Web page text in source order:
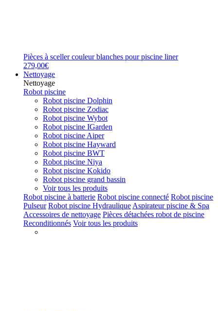
Pièces à sceller couleur blanches pour piscine liner
279,00€
Nettoyage
Nettoyage
Robot piscine
Robot piscine Dolphin
Robot piscine Zodiac
Robot piscine Wybot
Robot piscine IGarden
Robot piscine Aiper
Robot piscine Hayward
Robot piscine BWT
Robot piscine Niya
Robot piscine Kokido
Robot piscine grand bassin
Voir tous les produits
Robot piscine à batterie Robot piscine connecté Robot piscine
Pulseur Robot piscine Hydraulique Aspirateur piscine & Spa
Accessoires de nettoyage Pièces détachées robot de piscine
Reconditionnés Voir tous les produits